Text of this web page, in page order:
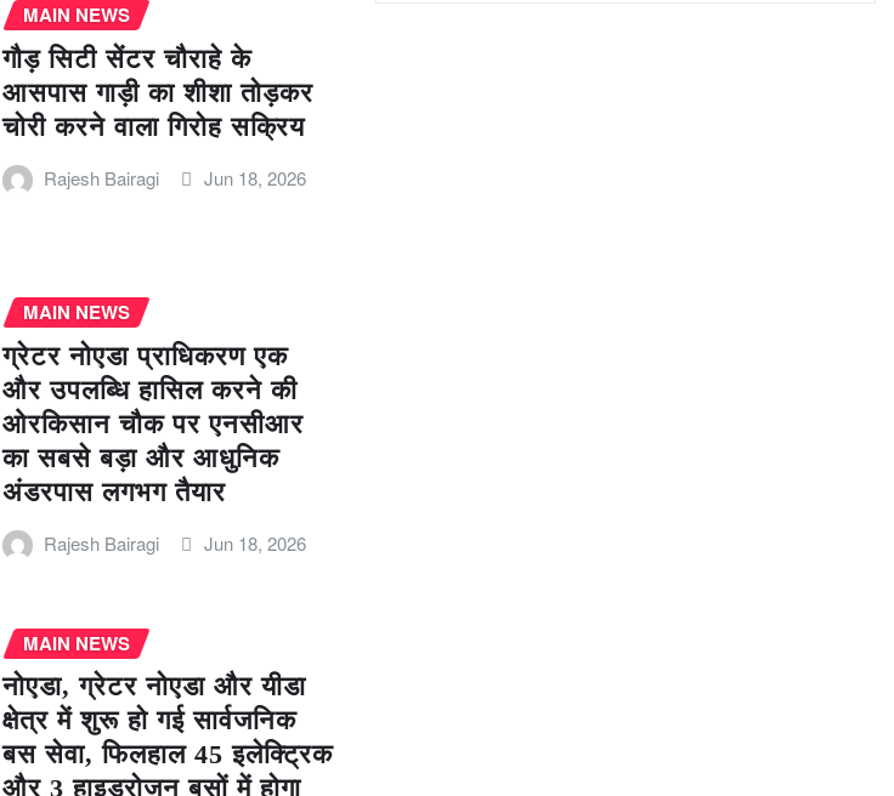
MAIN NEWS
गौड़ सिटी सेंटर चौराहे के
आसपास गाड़ी का शीशा तोड़कर
चोरी करने वाला गिरोह सक्रिय
Rajesh Bairagi Jun 18, 2026
MAIN NEWS
ग्रेटर नोएडा प्राधिकरण एक
और उपलब्धि हासिल करने की
ओरकिसान चौक पर एनसीआर
का सबसे बड़ा और आधुनिक
अंडरपास लगभग तैयार
Rajesh Bairagi Jun 18, 2026
MAIN NEWS
नोएडा, ग्रेटर नोएडा और यीडा
क्षेत्र में शुरू हो गई सार्वजनिक
बस सेवा, फिलहाल 45 इलेक्ट्रिक
और 3 हाइड्रोजन बसों में होगा